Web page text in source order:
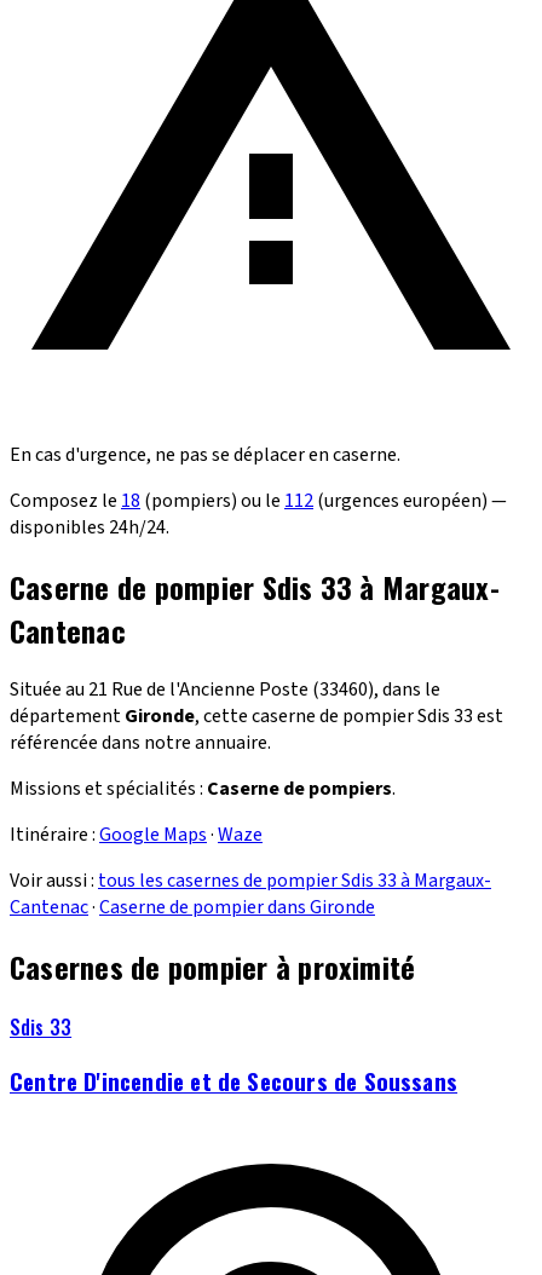
En cas d'urgence, ne pas se déplacer en caserne.
Composez le 18 (pompiers) ou le 112(urgences européen) —
disponibles 24h/24.
Caserne de pompier Sdis 33 à Margaux-
Cantenac
Située au 21 Rue de l'Ancienne Poste (33460), dans le
départementGironde, cette caserne de pompier Sdis 33 est
référencée dans notre annuaire.
Missions et spécialités : Caserne de pompiers.
Itinéraire :Google Maps·Waze
Voir aussi : tous les casernes de pompier Sdis 33 à Margaux-
Cantenac·Caserne de pompier dans Gironde
Casernes de pompier à proximité
Sdis 33
Centre D'incendie et de Secours de Soussans